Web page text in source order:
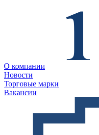
О компании
Новости
Торговые марки
Вакансии